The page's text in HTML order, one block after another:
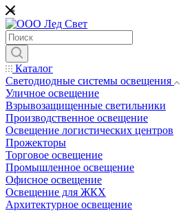
Каталог
Светодиодные системы освещения
Уличное освещение
Взрывозащищенные светильники
Производственное освещение
Освещение логистических центров
Прожекторы
Торговое освещение
Промышленное освещение
Офисное освещение
Освещение для ЖКХ
Архитектурное освещение
*